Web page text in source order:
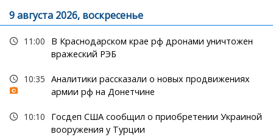
9 августа 2026, воскресенье
11:00
В Краснодарском крае рф дронами уничтожен
вражеский РЭБ
10:35 Аналитики рассказали о новых продвижениях
армии рф на Донетчине
10:10
Госдеп США сообщил о приобретении Украиной
вооружения у Турции